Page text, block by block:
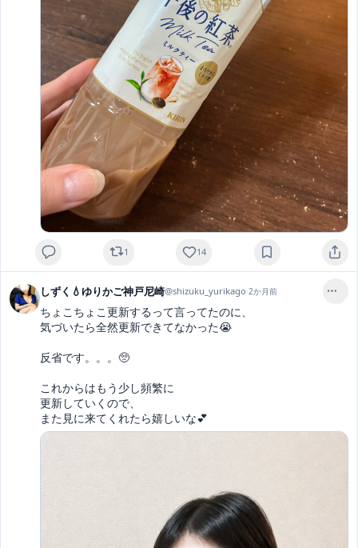
1 14
しずく💧ゆりかご神戸尼崎@shizuku_yurikago·2か月前
ちょこちょこ更新するって言ってたのに、
気づいたら全然更新できてなかった😭
反省です。。。🥺
これからはもう少し頻繁に
更新していくので、
また見に来てくれたら嬉しいな💕